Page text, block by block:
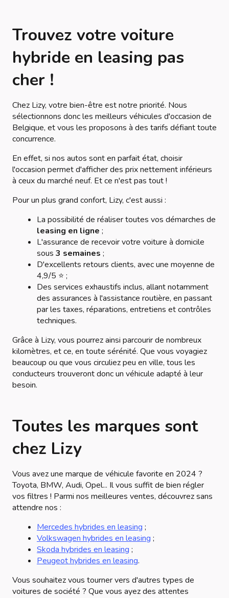
Trouvez votre voiture
hybride en leasing pas
cher !
Chez Lizy, votre bien-être est notre priorité. Nous
sélectionnons donc les meilleurs véhicules d'occasion de
Belgique, et vous les proposons à des tarifs défiant toute
concurrence.
En effet, si nos autos sont en parfait état, choisir
l'occasion permet d'afficher des prix nettement inférieurs
à ceux du marché neuf. Et ce n'est pas tout !
Pour un plus grand confort, Lizy, c'est aussi :
La possibilité de réaliser toutes vos démarches de
leasing en ligne ;
L'assurance de recevoir votre voiture à domicile
sous 3 semaines ;
D'excellents retours clients, avec une moyenne de
4,9/5 ⭐ ;
Des services exhaustifs inclus, allant notamment
des assurances à l'assistance routière, en passant
par les taxes, réparations, entretiens et contrôles
techniques.
Grâce à Lizy, vous pourrez ainsi parcourir de nombreux
kilomètres, et ce, en toute sérénité. Que vous voyagiez
beaucoup ou que vous circuliez peu en ville, tous les
conducteurs trouveront donc un véhicule adapté à leur
besoin.
Toutes les marques sont
chez Lizy
Vous avez une marque de véhicule favorite en 2024 ?
Toyota, BMW, Audi, Opel... Il vous suffit de bien régler
vos filtres ! Parmi nos meilleures ventes, découvrez sans
attendre nos :
Mercedes hybrides en leasing ;
Volkswagen hybrides en leasing ;
Skoda hybrides en leasing ;
Peugeot hybrides en leasing.
Vous souhaitez vous tourner vers d'autres types de
voitures de société ? Que vous ayez des attentes